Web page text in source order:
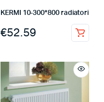
KERMI 10-300*800 radiatori
€52.59